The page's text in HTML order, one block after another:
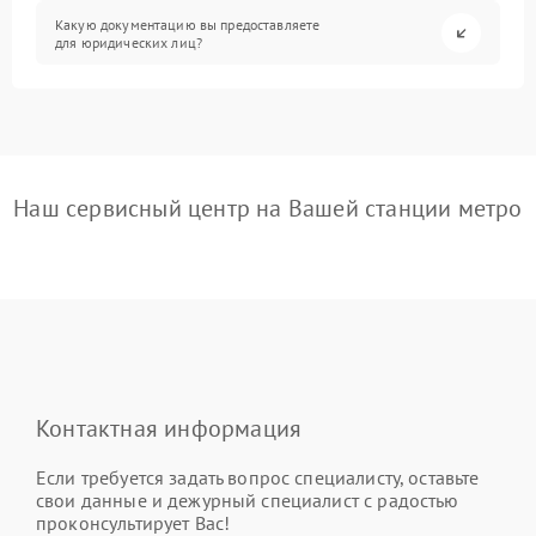
Какую документацию вы предоставляете
для юридических лиц?
Наш сервисный центр на Вашей станции метро
Контактная информация
Если требуется задать вопрос специалисту, оставьте
свои данные и дежурный специалист с радостью
проконсультирует Вас!